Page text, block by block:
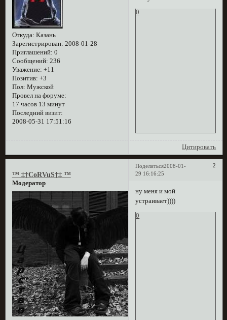
Откуда: Казань
Зарегистрирован: 2008-01-28
Приглашений: 0
Сообщений: 236
Уважение: +11
Позитив: +3
Пол: Мужской
Провел на форуме:
17 часов 13 минут
Последний визит:
2008-05-31 17:51:16
0
Цитировать
Поделиться 2
2008-01-
29 16:16:25
™ ‡†CoRVuS†‡ ™
Модератор
ну меня и мой
устраивает))))
0